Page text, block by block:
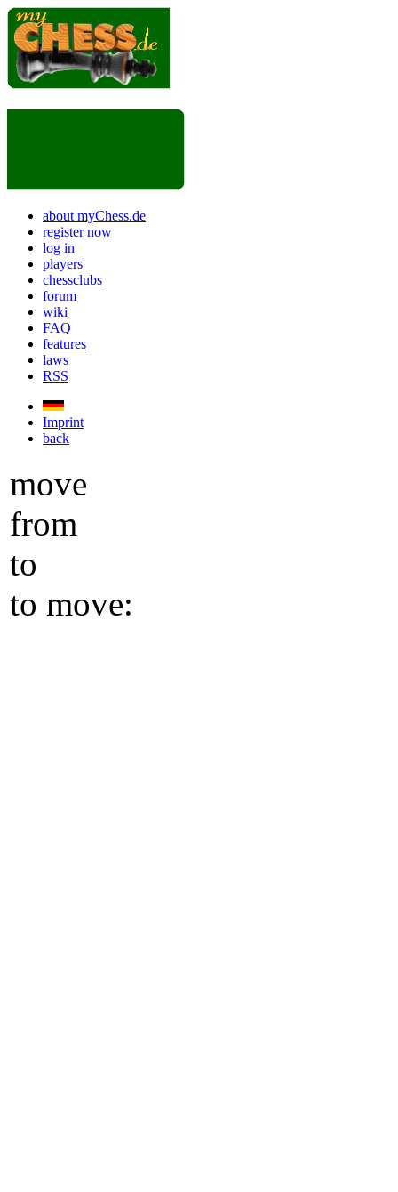
about myChess.de
register now
log in
players
chessclubs
forum
wiki
FAQ
features
laws
RSS
Imprint
back
move
from
to
to move: